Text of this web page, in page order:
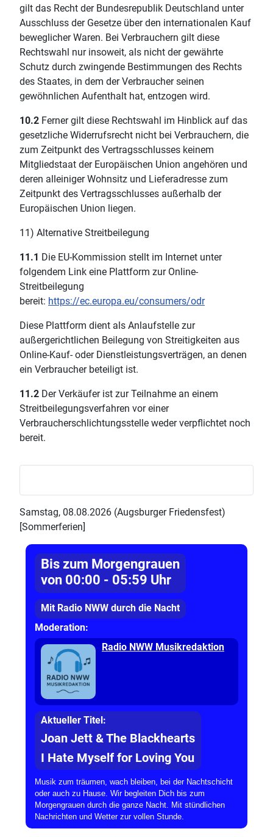
gilt das Recht der Bundesrepublik Deutschland unter
Ausschluss der Gesetze über den internationalen Kauf
beweglicher Waren. Bei Verbrauchern gilt diese
Rechtswahl nur insoweit, als nicht der gewährte
Schutz durch zwingende Bestimmungen des Rechts
des Staates, in dem der Verbraucher seinen
gewöhnlichen Aufenthalt hat, entzogen wird.
10.2 Ferner gilt diese Rechtswahl im Hinblick auf das
gesetzliche Widerrufsrecht nicht bei Verbrauchern, die
zum Zeitpunkt des Vertragsschlusses keinem
Mitgliedstaat der Europäischen Union angehören und
deren alleiniger Wohnsitz und Lieferadresse zum
Zeitpunkt des Vertragsschlusses außerhalb der
Europäischen Union liegen.
11) Alternative Streitbeilegung
11.1 Die EU-Kommission stellt im Internet unter
folgendem Link eine Plattform zur Online-
Streitbeilegung
bereit: https://ec.europa.eu/consumers/odr
Diese Plattform dient als Anlaufstelle zur
außergerichtlichen Beilegung von Streitigkeiten aus
Online-Kauf- oder Dienstleistungsverträgen, an denen
ein Verbraucher beteiligt ist.
11.2 Der Verkäufer ist zur Teilnahme an einem
Streitbeilegungsverfahren vor einer
Verbraucherschlichtungsstelle weder verpflichtet noch
bereit.
Samstag, 08.08.2026 (Augsburger Friedensfest)
[Sommerferien]
Bis zum Morgengrauen
von 00:00 - 05:59 Uhr
Mit Radio NWW durch die Nacht
Moderation:
Radio NWW Musikredaktion
Aktueller Titel:
Joan Jett & The Blackhearts
I Hate Myself for Loving You
Musik zum träumen, wach bleiben, bei der Nachtschicht
oder auch zu Hause. Wir begleiten Dich bis zum
Morgengrauen durch die ganze Nacht. Mit stündlichen
Nachrichten und Wetter zur vollen Stunde.